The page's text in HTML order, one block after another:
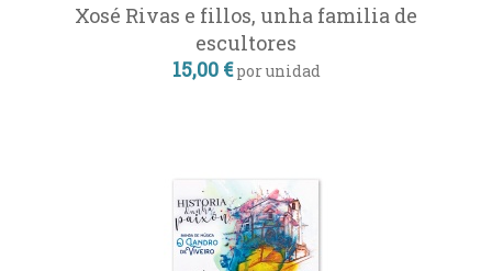
Xosé Rivas e fillos, unha familia de
escultores
15,00 € por unidad